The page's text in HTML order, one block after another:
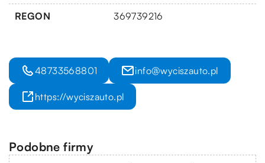
REGON 369739216
48733568801 info@wyciszauto.pl
https://wyciszauto.pl
Podobne firmy